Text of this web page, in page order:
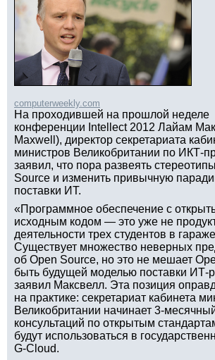
computerweekly.com
На проходившей на прошлой неделе
конференции Intellect 2012 Лайам
Maxwell), директор секретариата
министров Великобритании по ИКТ-
заявил, что пора развеять
Source и изменить привычную
поставки ИТ.
«Программное обеспечение с
исходным кодом — это уже не
деятельности трех студентов в
Существует множество неверных
об Open Source, но это не мешает
быть будущей моделью поставки
заявил Максвелл. Эта позиция
на практике: секретариат кабинета
Великобритании начинает 3-
консультаций по открытым
будут использоваться в
G-Cloud.